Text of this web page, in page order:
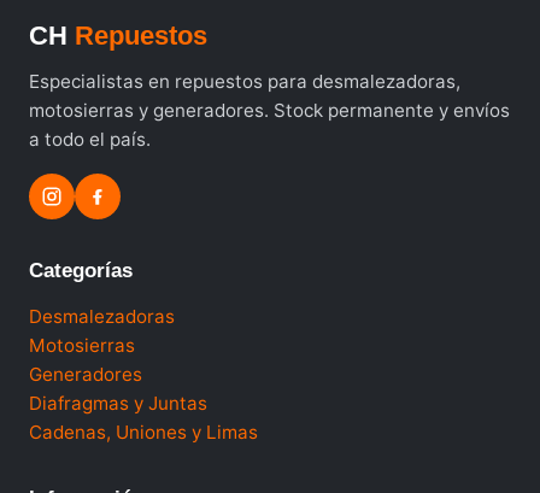
CH Repuestos
Especialistas en repuestos para desmalezadoras,
motosierras y generadores. Stock permanente y envíos
a todo el país.
Categorías
Desmalezadoras
Motosierras
Generadores
Diafragmas y Juntas
Cadenas, Uniones y Limas